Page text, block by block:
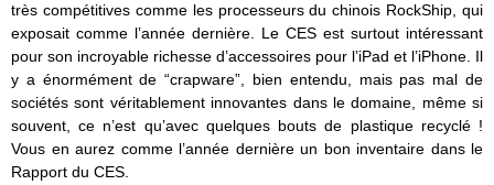
très compétitives comme les processeurs du chinois RockShip, qui
exposait comme l’année dernière. Le CES est surtout intéressant
pour son incroyable richesse d’accessoires pour l’iPad et l’iPhone. Il
y a énormément de “crapware”, bien entendu, mais pas mal de
sociétés sont véritablement innovantes dans le domaine, même si
souvent, ce n’est qu’avec quelques bouts de plastique recyclé !
Vous en aurez comme l’année dernière un bon inventaire dans le
Rapport du CES.